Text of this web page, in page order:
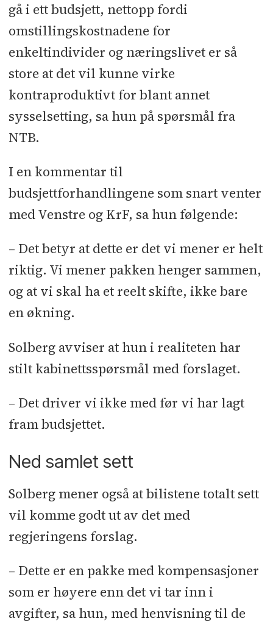
gå i ett budsjett, nettopp fordi
omstillingskostnadene for
enkeltindivider og næringslivet er så
store at det vil kunne virke
kontraproduktivt for blant annet
sysselsetting, sa hun på spørsmål fra
NTB.
I en kommentar til
budsjettforhandlingene som snart venter
med Venstre og KrF, sa hun følgende:
– Det betyr at dette er det vi mener er helt
riktig. Vi mener pakken henger sammen,
og at vi skal ha et reelt skifte, ikke bare
en økning.
Solberg avviser at hun i realiteten har
stilt kabinettsspørsmål med forslaget.
– Det driver vi ikke med før vi har lagt
fram budsjettet.
Ned samlet sett
Solberg mener også at bilistene totalt sett
vil komme godt ut av det med
regjeringens forslag.
– Dette er en pakke med kompensasjoner
som er høyere enn det vi tar inn i
avgifter, sa hun, med henvisning til de